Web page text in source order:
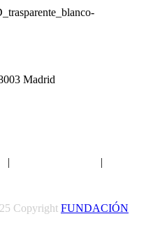
Madrid
| |
Copyright FUNDACIÓN